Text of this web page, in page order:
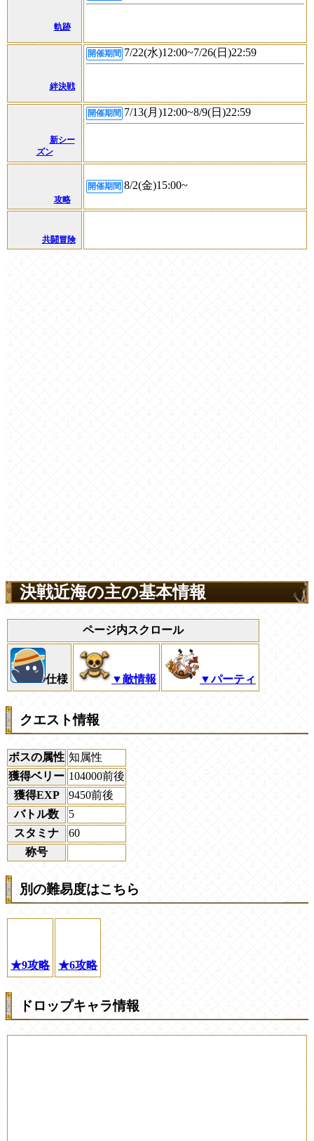
軌跡
絆決戦
開催期間 7/22(水)12:00~7/26(日)22:59
新シー
ズン
開催期間 7/13(月)12:00~8/9(日)22:59
攻略
開催期間 8/2(金)15:00~
共闘冒険
決戦近海の主の基本情報
ページ内スクロール
仕様 ▼敵情報 ▼パーティ
クエスト情報
ボスの属性 知属性
獲得ベリー 104000前後
獲得EXP
9450前後
バトル数
5
スタミナ
60
称号
別の難易度はこちら
★9攻略 ★6攻略
ドロップキャラ情報